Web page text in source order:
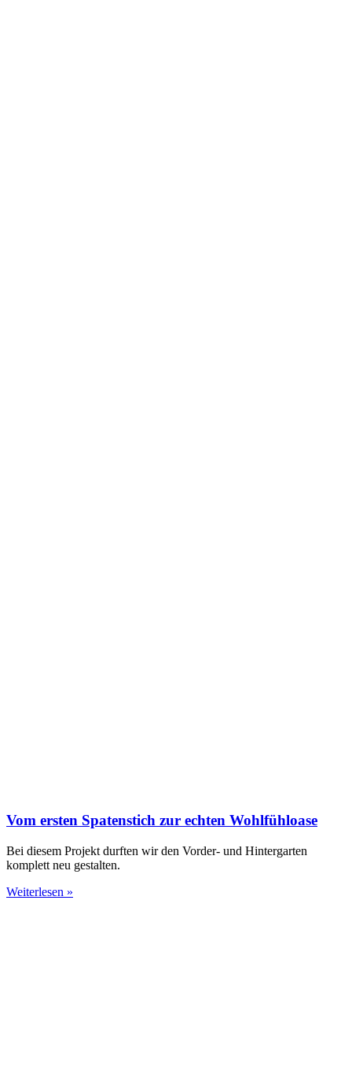
Vom ersten Spatenstich zur echten Wohlfühloase
Bei diesem Projekt durften wir den Vorder- und Hintergarten
komplett neu gestalten.
Weiterlesen »